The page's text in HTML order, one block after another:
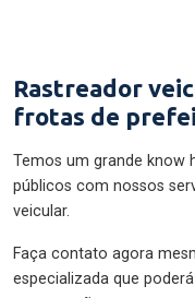
Rastreador
frotas de
Temos um grande know
públicos com nossos
veicular.
Faça contato agora
especializada que